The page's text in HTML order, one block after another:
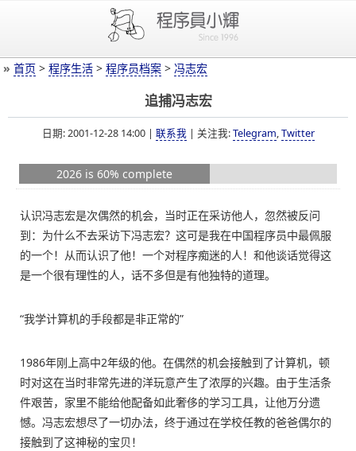
» 首页 > 程序生活 > 程序员档案 > 冯志宏
追捕冯志宏
日期: 2001-12-28 14:00 | 联系我| 关注我:Telegram,Twitter
2026 is 60% complete
认识冯志宏是次偶然的机会，当时正在采访他人，忽然被反问
到：为什么不去采访下冯志宏？这可是我在中国程序员中最佩服
的一个！从而认识了他！一个对程序痴迷的人！和他谈话觉得这
是一个很有理性的人，话不多但是有他独特的道理。
“我学计算机的手段都是非正常的”
1986年刚上高中2年级的他。在偶然的机会接触到了计算机，顿
时对这在当时非常先进的洋玩意产生了浓厚的兴趣。由于生活条
件艰苦，家里不能给他配备如此奢侈的学习工具，让他万分遗
憾。冯志宏想尽了一切办法，终于通过在学校任教的爸爸偶尔的
接触到了这神秘的宝贝！